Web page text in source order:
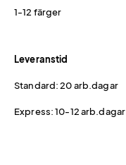
1-12 färger
Leveranstid
Standard: 20 arb.dagar
Express: 10-12 arb.dagar